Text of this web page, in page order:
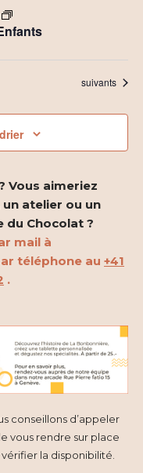
Évènements
suivants
Vous aimeriez
atelier ou un
du Chocolat ?
mail à
téléphone au +41
.
conseillons d’appeler
vous rendre sur place
la disponibilité.